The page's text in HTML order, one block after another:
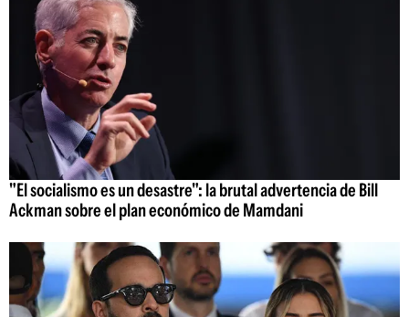
"El socialismo es un desastre": la brutal advertencia de Bill
Ackman sobre el plan económico de Mamdani